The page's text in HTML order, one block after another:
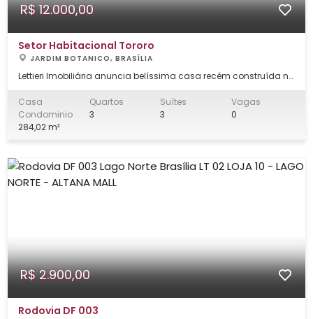
R$ 12.000,00
Setor Habitacional Tororo
JARDIM BOTANICO, BRASÍLIA
Lettieri Imobiliária anuncia belíssima casa recém construída no
construída, com 284,02m², 3 suítes (1 suíte Master), área de lazer
com piscina, churrasqueira e área gourmet, esse pode ser o
novo lar perfeito
Casa
Condominio
284,02 m²
Quartos
3
Suítes
3
Vagas
0
R$ 2.900,00
Rodovia DF 003